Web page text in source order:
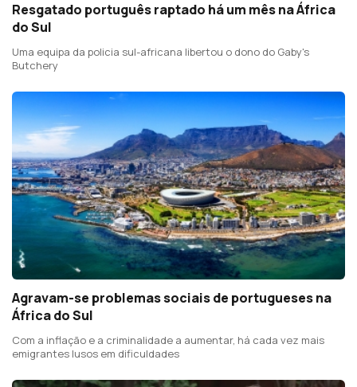
Resgatado português raptado há um mês na África
do Sul
Uma equipa da policia sul-africana libertou o dono do Gaby's
Butchery
Agravam-se problemas sociais de portugueses na
África do Sul
Com a inflação e a criminalidade a aumentar, há cada vez mais
emigrantes lusos em dificuldades